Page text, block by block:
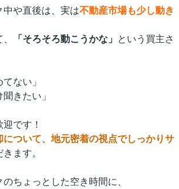
中や直後は、実は不動産市場も少し動き
「そろそろ動こうかな」 という買主さ
ない」
きたい」
です！
ついて、地元密着の視点でしっかりサ
ます。
ちょっとした空き時間に、